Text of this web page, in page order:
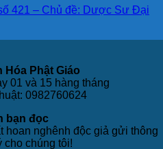
421 – Chủ đề: Dược Sư Đại
Hóa Phật Giáo
01 và 15 hàng tháng
0982760624
bạn đọc
hoan nghênh độc giả gửi thông
cho chúng tôi!